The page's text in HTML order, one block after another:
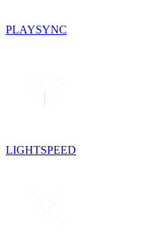
PLAYSYNC
LIGHTSPEED